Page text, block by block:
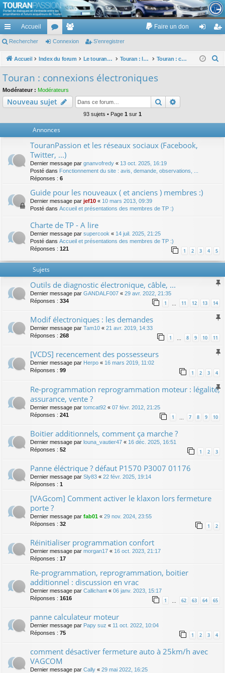
TouranPassion
Le forum des propriétaires ou futurs acquéreurs du Volkswagen Touran
cc
ès
pi
de
Accueil
or
u
e
m
Faire un don
ne nr
Rechercher Connexion S’enregistrer
Accueil Index du forum Le touran dans ses versions I (V1 V2 V3) et II ... Touran : les équipements électriques et électroniques Touran : connexions électroniques
c
Touran : connexions électroniques
Modérateur : Modérateurs
Nouveau sujet Rechercher
93 sujets • Page 1 sur 1
Annonces
TouranPassion et les réseaux sociaux (Facebook,
Twitter, ...)
Dernier message par gnanvofredy « 13 oct. 2025, 16:19
Posté dans Fonctionnement du site : avis, demande, observations, ...
Réponses : 6
Guide pour les nouveaux ( et anciens ) membres :)
Dernier message par jef10 « 10 mars 2013, 09:39
Posté dans Accueil et présentations des membres de TP :)
Charte de TP - A lire
Dernier message par supercook « 14 juil. 2025, 21:25
Posté dans Accueil et présentations des membres de TP :)
Réponses : 121 1 2 3 4 5
Sujets
Outils de diagnostic électronique, câble, ...
Dernier message par GANDALF007 « 29 avr. 2022, 21:35
Réponses : 334 1 … 11 12 13 14
Modif électroniques : les demandes
Dernier message par Tam10 « 21 avr. 2019, 14:33
Réponses : 268 1 … 8 9 10 11
[VCDS] recencement des possesseurs
Dernier message par Herpo « 16 mars 2019, 11:02
Réponses : 99 1 2 3 4
Re-programmation reprogrammation moteur : légalité,
assurance, vente ?
Dernier message par tomcat92 « 07 févr. 2012, 21:25
Réponses : 241 1 7 8 9 10
Boitier additionnels, comment ça marche ?
Dernier message par louna_vautier47 « 16 déc. 2025, 16:51
Réponses : 52 1 2 3
Panne éléctrique ? défaut P1570 P3007 01176
Dernier message par Sly83 « 22 févr. 2025, 19:14
Réponses : 1
[VAGcom] Comment activer le klaxon lors fermeture
porte ?
Dernier message par fab01 « 29 nov. 2024, 23:55
Réponses : 32 1 2
Réinitialiser programmation confort
Dernier message par morgan17 « 16 oct. 2023, 21:17
Réponses : 17
Re-programmation, reprogrammation, boitier
additionnel : discussion en vrac
Dernier message par Callichant « 06 janv. 2023, 15:17
Réponses : 1616 1 62 63 64 65
panne calculateur moteur
Dernier message par Papy suz « 11 oct. 2022, 10:04
Réponses : 75 1 2 3 4
comment désactiver fermeture auto à 25km/h avec
VAGCOM
Dernier message par Cally « 29 mai 2022, 16:25